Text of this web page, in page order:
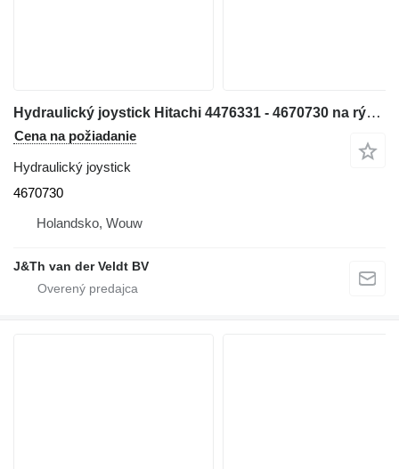
Hydraulický joystick Hitachi 4476331 - 4670730 na rýpadla Hitachi ZX300W ZX500W ZX210W ZX130W ZX350W ZX160W ZX180W ZX170-3 ZX400W-3 ZX140W-3 ZX145W-3 ZX250W-3 ZX360W-3 ZX190W-3 ZX210W-3ZX220W-3
Cena na požiadanie
Hydraulický joystick
4670730
Holandsko, Wouw
J&Th van der Veldt BV